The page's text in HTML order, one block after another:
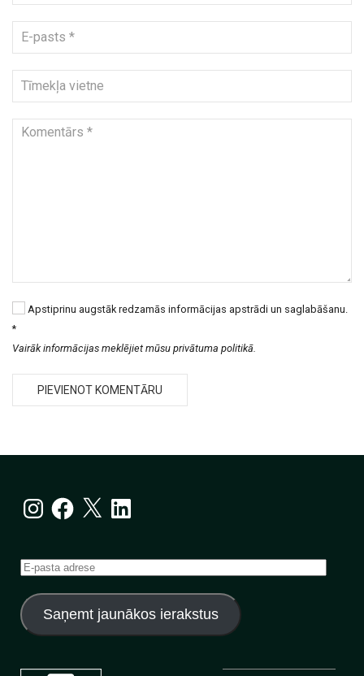
Apstiprinu augstāk redzamās informācijas apstrādi un saglabāšanu.
*
Vairāk informācijas meklējiet mūsu privātuma politikā.
InstagramFacebook
X LinkedIn
E-
adrese
Saņemt jaunākos ierakstus